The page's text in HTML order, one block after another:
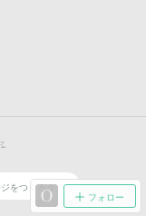
フォロー
.
をつくろう